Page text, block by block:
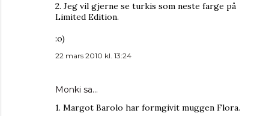
2. Jeg vil gjerne se turkis som neste farge på
Limited Edition.
:o)
22 mars 2010 kl. 13:24
Monki sa…
1. Margot Barolo har formgivit muggen Flora.